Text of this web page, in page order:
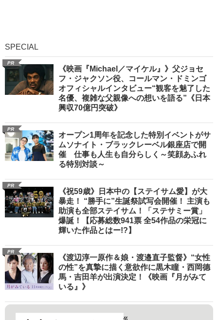
SPECIAL
PR
《映画『Michael／マイケル』》父ジョセ
フ・ジャクソン役、コールマン・ドミンゴ
オフィシャルインタビュー“観客を魅了した
名優、複雑な父親像への想いを語る”《日本
興収70億円突破》
PR
オープン1周年を記念した特別イベントがサ
ムソナイト・ブラックレーベル銀座店で開
催 仕事も人生も自分らしく～笑顔あふれ
る特別対談～
PR
《祝59歳》日本中の【ステイサム愛】が大
暴走！ “勝手に”生誕祭試写会開催！ 主演も
助演も全部ステイサム！「ステサミー賞」
爆誕！【応募総数941票 全54作品の栄冠に
輝いた作品とはー!?】
PR
《渡辺淳一原作＆娘・渡邉直子監督》“女性
の性”を真摯に描く意欲作に黒木瞳・西岡德
馬・吉田羊が出演決定！《映画『月がみて
いる』》